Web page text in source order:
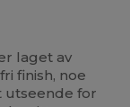
laget av
finish, noe
utseende for